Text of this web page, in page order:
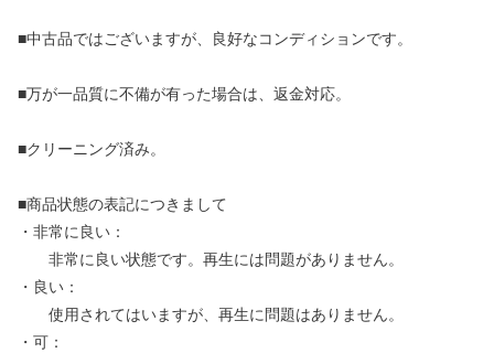
■中古品ではございますが、良好なコンディションです。
■万が一品質に不備が有った場合は、返金対応。
■クリーニング済み。
■商品状態の表記につきまして
・非常に良い：
非常に良い状態です。再生には問題がありません。
・良い：
使用されてはいますが、再生に問題はありません。
・可：